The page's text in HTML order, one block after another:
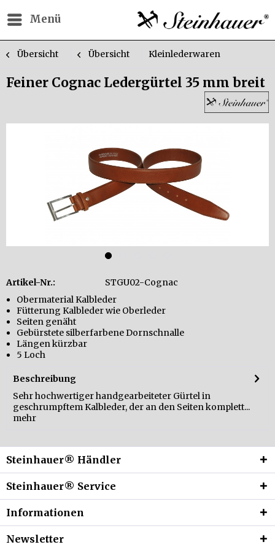
Menü
Übersicht Übersicht Kleinlederwaren
Feiner Cognac Ledergürtel 35 mm breit
Artikel-Nr.:
STGU02-Cognac
Obermaterial Kalbleder
Fütterung Kalbleder wie Oberleder
Seiten genäht
Gebürstete silberfarbene Dornschnalle
Längen kürzbar
5 Loch
Beschreibung
Sehr hochwertiger handgearbeiteter Gürtel in
geschrumpftem Kalbleder, der an den Seiten komplett...
mehr
Steinhauer® Händler
Steinhauer® Service
Informationen
Newsletter